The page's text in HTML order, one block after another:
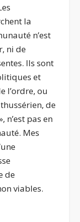
la
n’est
ni de
Ils sont
et
l’ordre, ou
de
n’est pas en
Mes
de
viables.